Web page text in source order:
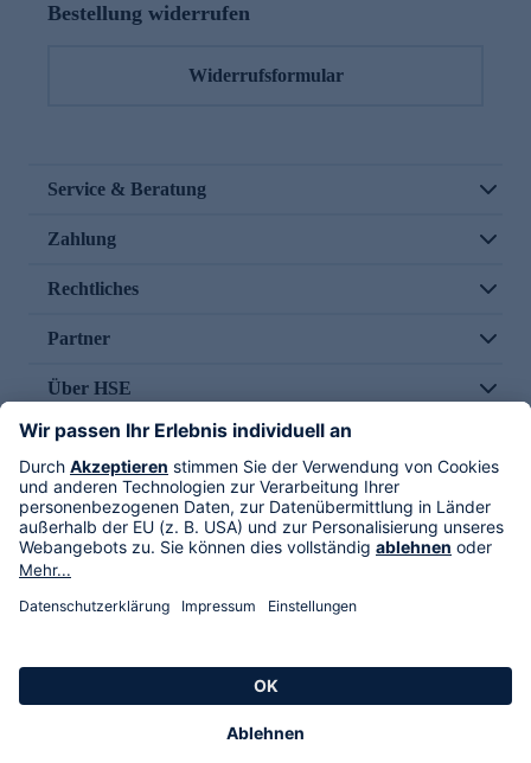
Bestellung widerrufen
Widerrufsformular
Service & Beratung
Zahlung
Rechtliches
Partner
Über HSE
Im TV
HSE International